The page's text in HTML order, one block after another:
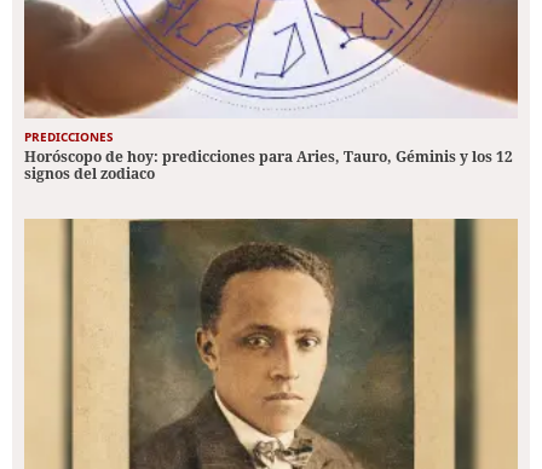
PREDICCIONES
Horóscopo de hoy: predicciones para Aries, Tauro, Géminis y los 12
signos del zodiaco